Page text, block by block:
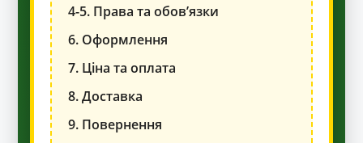
4-5. Права та обов’язки
6. Оформлення
7. Ціна та оплата
8. Доставка
9. Повернення